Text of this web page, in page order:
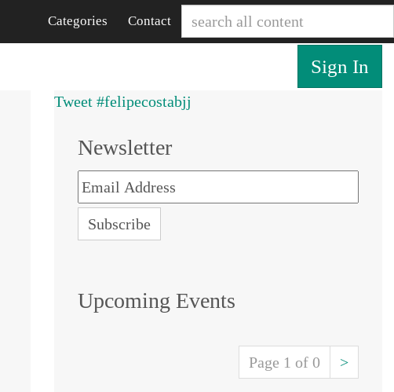
Contact
Categories
Sign In
Tweet #felipecostabjj
Newsletter
Upcoming Events
Page 1 of 0 >